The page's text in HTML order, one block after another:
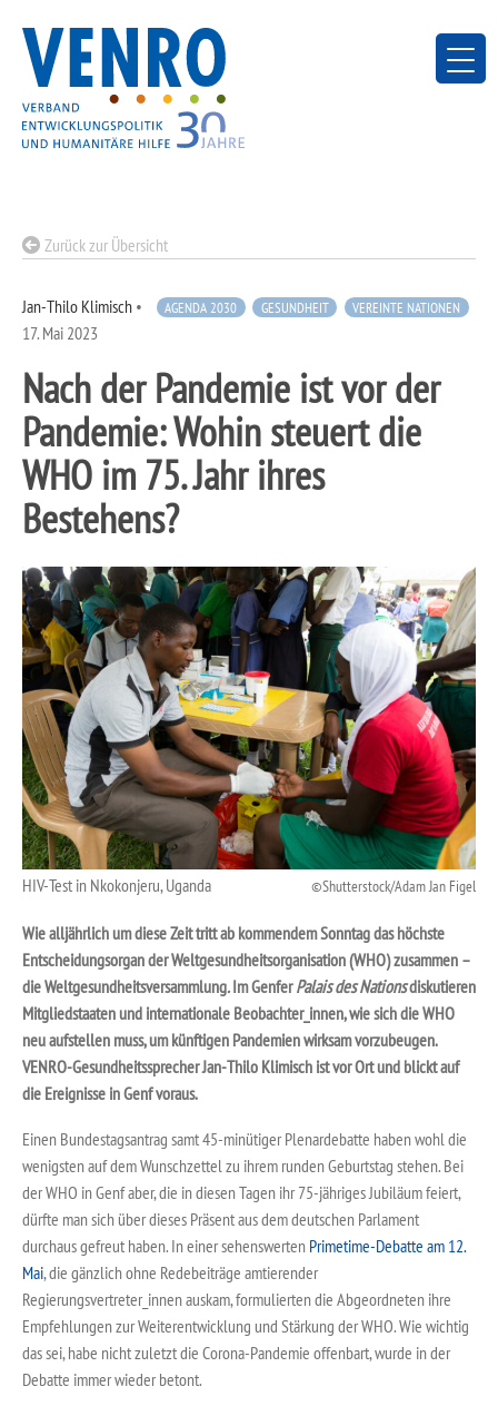
content
Zurück zur Übersicht
AGENDA 2030 GESUNDHEIT VEREINTE NATIONEN
Jan-Thilo Klimisch •
17. Mai 2023
Nach der Pandemie ist vor der
Pandemie: Wohin steuert die
WHO im 75. Jahr ihres
Bestehens?
HIV-Test in Nkokonjeru, Uganda Shutterstock/Adam Jan Figel
Wie alljährlich um diese Zeit tritt ab kommendem Sonntag das höchste
Entscheidungsorgan der Weltgesundheitsorganisation (WHO) zusammen –
die Weltgesundheitsversammlung.Im GenferPalais des Nationsdiskutieren
Mitgliedstaaten und internationale Beobachter_innen, wie sich die WHO
neu aufstellen muss, um künftigen Pandemien wirksam vorzubeugen.
VENRO-Gesundheitssprecher Jan-Thilo Klimisch ist vor Ort und blickt auf
die Ereignisse in Genf voraus.
Einen Bundestagsantrag samt 45-minütiger Plenardebatte haben wohl die
wenigsten auf dem Wunschzettel zu ihrem runden Geburtstag stehen. Bei
der WHO in Genf aber, die in diesen Tagen ihr 75-jähriges Jubiläum feiert,
dürfte man sich über dieses Präsent aus dem deutschen Parlament
durchaus gefreut haben. In einer sehenswerten Primetime-Debatte am 12.
Mai, die gänzlich ohne Redebeiträge amtierender
Regierungsvertreter_innen auskam, formulierten die Abgeordneten ihre
Empfehlungen zur Weiterentwicklung und Stärkung der WHO. Wie wichtig
das sei, habe nicht zuletzt die Corona-Pandemie offenbart, wurde in der
Debatte immer wieder betont.